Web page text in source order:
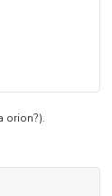
orion?).